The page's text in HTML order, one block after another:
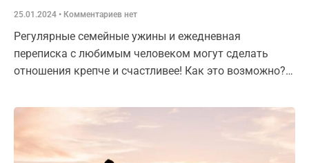
25.01.2024 Комментариев нет
Регулярные семейные ужины и ежедневная
переписка с любимым человеком могут сделать
отношения крепче и счастливее! Как это возможно?